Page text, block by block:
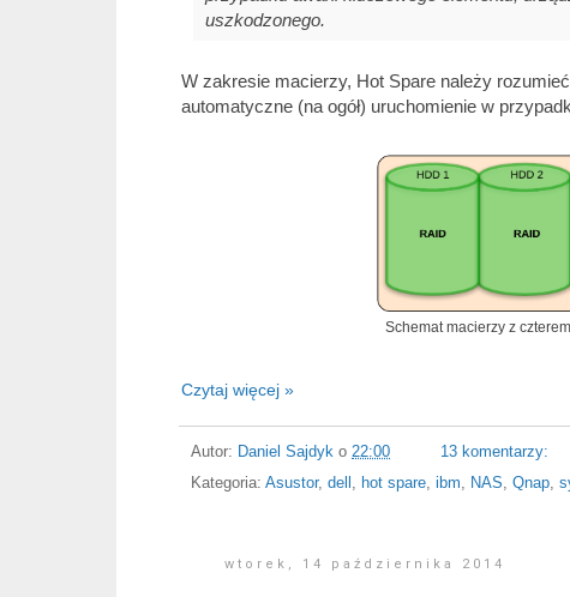
uszkodzonego.
W zakresie macierzy, Hot Spare należy
automatyczne (na ogół) uruchomienie w
Schemat macierzy z
Czytaj więcej »
Autor: Daniel Sajdyk o 22:00
13 komentarzy:
Kategoria: Asustor, dell , hot spare, ibm, NAS, Qnap,
wtorek, 14 października 2014